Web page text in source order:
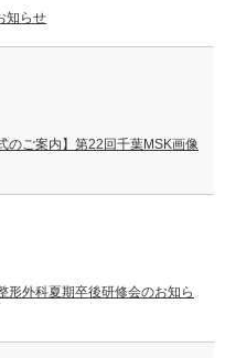
知らせ
のご案内】第22回千葉MSK画像
外科夏期卒後研修会のお知ら